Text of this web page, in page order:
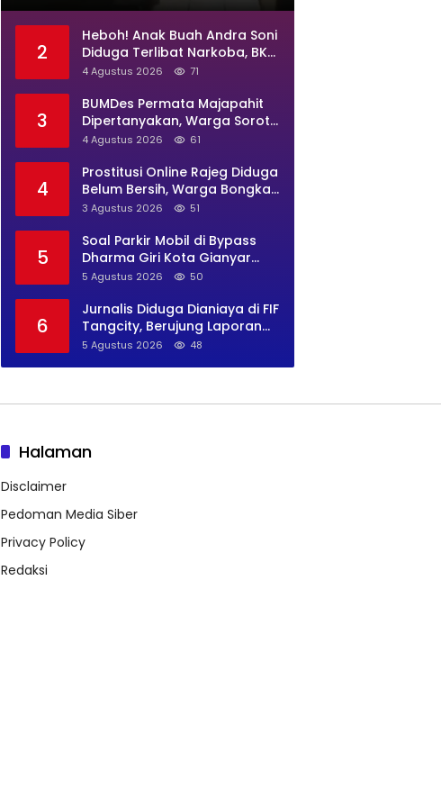
2
Heboh! Anak Buah Andra Soni
Diduga Terlibat Narkoba, BKD
Banten Diminta Buka Suara
4 Agustus 2026 71
3
BUMDes Permata Majapahit
Dipertanyakan, Warga Soroti
Dugaan Pengelolaan Tak
4 Agustus 2026 61
4
Prostitusi Online Rajeg Diduga
Belum Bersih, Warga Bongkar
Lokasi Baru Open BO Usai
3 Agustus 2026 51
5
Soal Parkir Mobil di Bypass
Dharma Giri Kota Gianyar
Jadi Sorotan, Pengawasan
5 Agustus 2026 50
6
Jurnalis Diduga Dianiaya di FIF
Tangcity, Berujung Laporan
Polisi dan Sorotan Kebebasan
5 Agustus 2026 48
Halaman
Disclaimer
Pedoman Media Siber
Privacy Policy
Redaksi